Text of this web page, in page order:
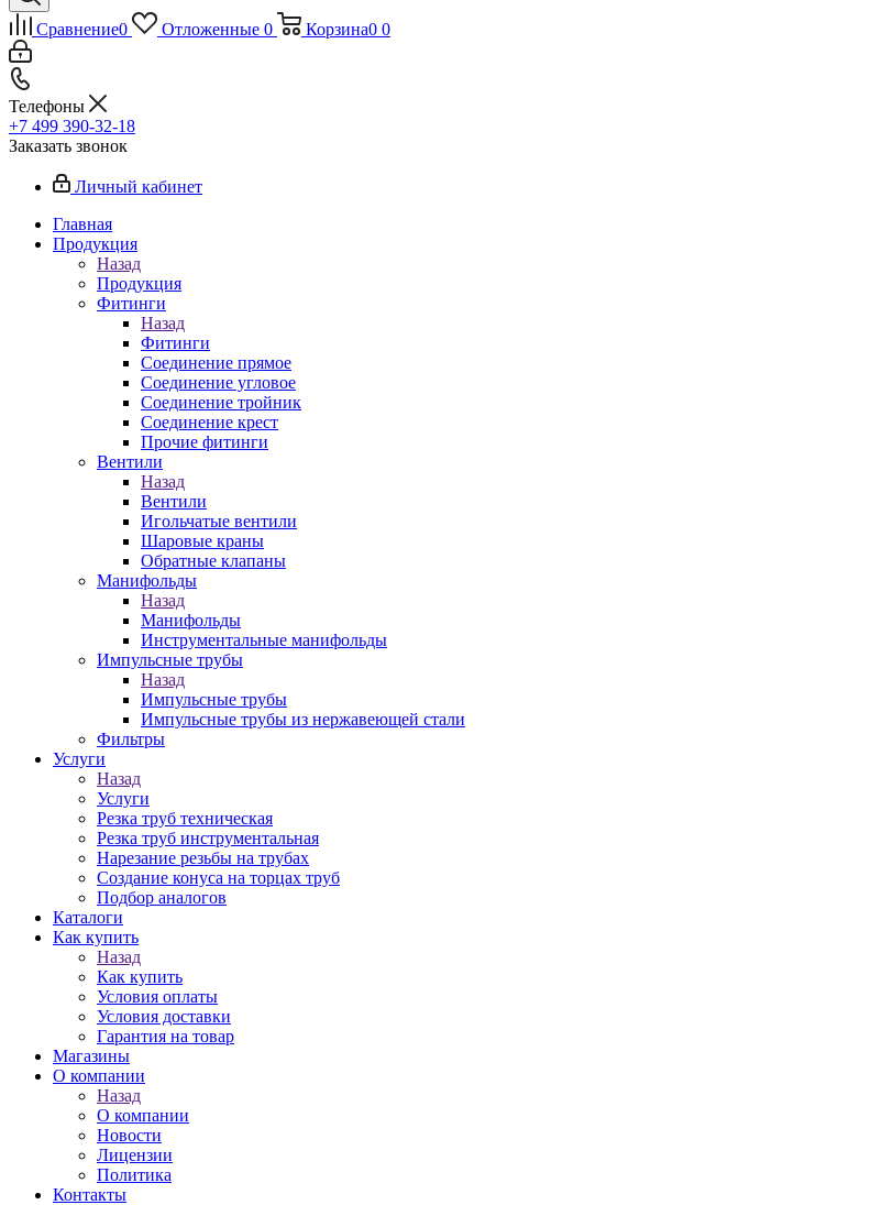
Сравнение0 Отложенные 0 Корзина0 0
Телефоны
+7 499 390-32-18
Заказать звонок
Личный кабинет
Главная
Продукция
Назад
Продукция
Фитинги
Назад
Фитинги
Соединение прямое
Соединение угловое
Соединение тройник
Соединение крест
Прочие фитинги
Вентили
Назад
Вентили
Игольчатые вентили
Шаровые краны
Обратные клапаны
Манифольды
Назад
Манифольды
Инструментальные манифольды
Импульсные трубы
Назад
Импульсные трубы
Импульсные трубы из нержавеющей стали
Фильтры
Услуги
Назад
Услуги
Резка труб техническая
Резка труб инструментальная
Нарезание резьбы на трубах
Создание конуса на торцах труб
Подбор аналогов
Каталоги
Как купить
Назад
Как купить
Условия оплаты
Условия доставки
Гарантия на товар
Магазины
О компании
Назад
О компании
Новости
Лицензии
Политика
Контакты